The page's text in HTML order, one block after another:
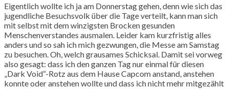
Eigentlich wollte ich ja am Donnerstag gehen, denn wie sich das
jugendliche Besuchsvolk über die Tage verteilt, kann man sich
mit selbst mit dem winzigsten Brocken gesunden
Menschenverstandes ausmalen. Leider kam kurzfristig alles
anders und so sah ich mich gezwungen, die Messe am Samstag
zu besuchen. Oh, welch grausames Schicksal. Damit sei vorweg
also gesagt: dass ich den ganzen Tag nur einmal für diesen
„Dark Void“-Rotz aus dem Hause Capcom anstand, anstehen
konnte oder anstehen wollte und dass ich nicht mehr mitgezählt